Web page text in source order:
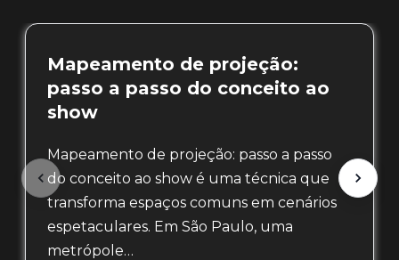
Mapeamento de projeção:
passo a passo do conceito ao
show
Mapeamento de projeção: passo a passo
do conceito ao show é uma técnica que
transforma espaços comuns em cenários
espetaculares. Em São Paulo, uma
metrópole…